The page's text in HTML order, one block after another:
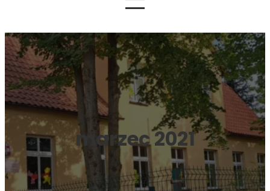
marzec 2021